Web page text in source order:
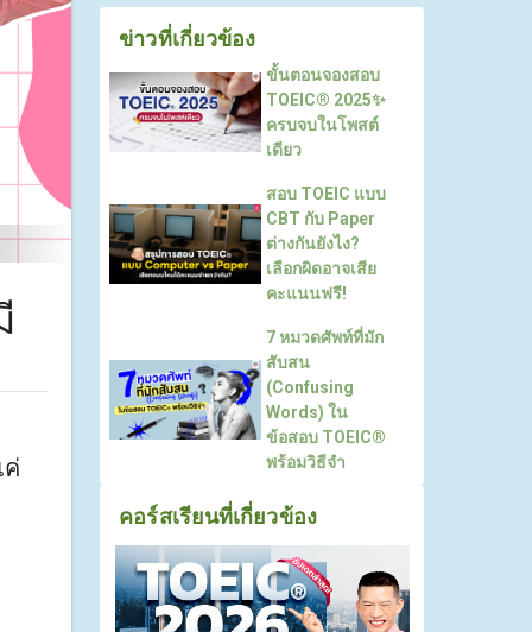
ค่
ข่าวที่เกี่ยวข้อง
ขั้นตอนจองสอบ
TOEIC® 2025✨
ครบจบในโพสต์
เดียว
สอบ TOEIC แบบ
CBT กับ Paper
ต่างกันยังไง?
เลือกผิดอาจเสีย
คะแนนฟรี!
7 หมวดศัพท์ที่มัก
สับสน
(Confusing
Words) ใน
ข้อสอบ TOEIC®
พร้อมวิธีจำ
คอร์สเรียนที่เกี่ยวข้อง